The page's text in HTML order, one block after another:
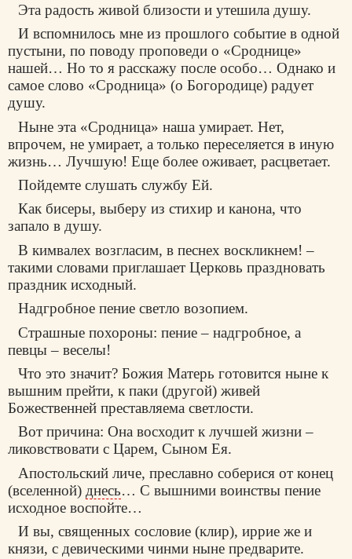
Эта радость живой близости и утешила душу.
И вспомнилось мне из прошлого событие в одной
пустыни, по поводу проповеди о «Сроднице»
нашей… Но то я расскажу после особо… Однако и
самое слово «Сродница» (о Богородице) радует
душу.
Ныне эта «Сродница» наша умирает. Нет,
впрочем, не умирает, а только переселяется в иную
жизнь… Лучшую! Еще более оживает, расцветает.
Пойдемте слушать службу Ей.
Как бисеры, выберу из стихир и канона, что
запало в душу.
В кимвалех возгласим, в песнех воскликнем! –
такими словами приглашает Церковь праздновать
праздник исходный.
Надгробное пение светло возопием.
Страшные похороны: пение – надгробное, а
певцы – веселы!
Что это значит? Божия Матерь готовится ныне к
вышним прейти, к паки (другой) живей
Божественней преставляема светлости.
Вот причина: Она восходит к лучшей жизни –
ликовствовати с Царем, Сыном Ея.
Апостольский личе, преславно соберися от конец
(вселенной) днесь… С вышними воинствы пение
исходное воспойте…
И вы, священных сословие (клир), иррие же и
князи, с девическими чинми ныне предварите.